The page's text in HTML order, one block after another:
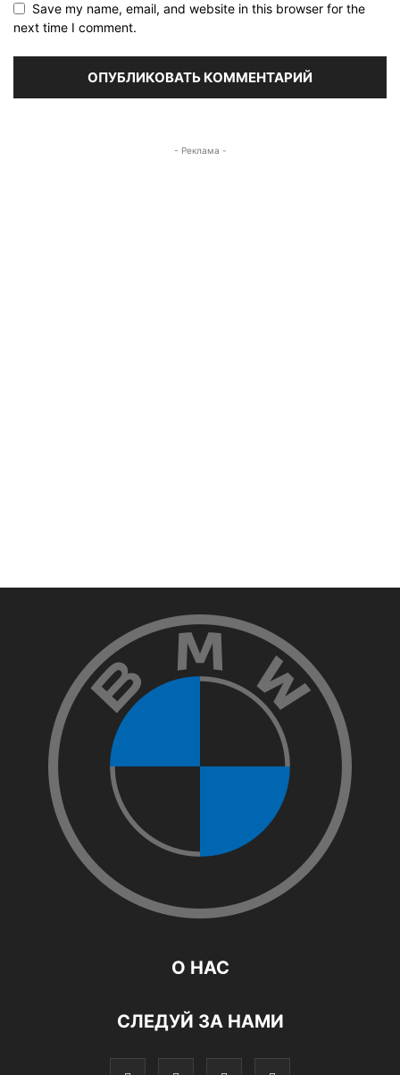
Save my name, email, and website in this browser for the
next time I comment.
- Реклама -
О НАС
СЛЕДУЙ ЗА НАМИ